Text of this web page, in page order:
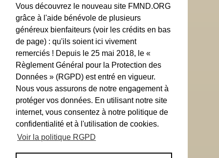
Vous découvrez le nouveau site FMND.ORG
grâce à l'aide bénévole de plusieurs
généreux bienfaiteurs (voir les crédits en bas
de page) : qu'ils soient ici vivement
remerciés ! Depuis le 25 mai 2018, le «
Règlement Général pour la Protection des
Données » (RGPD) est entré en vigueur.
Nous vous assurons de notre engagement à
protéger vos données. En utilisant notre site
internet, vous consentez à notre politique de
confidentialité et à l'utilisation de cookies.
Voir la politique RGPD